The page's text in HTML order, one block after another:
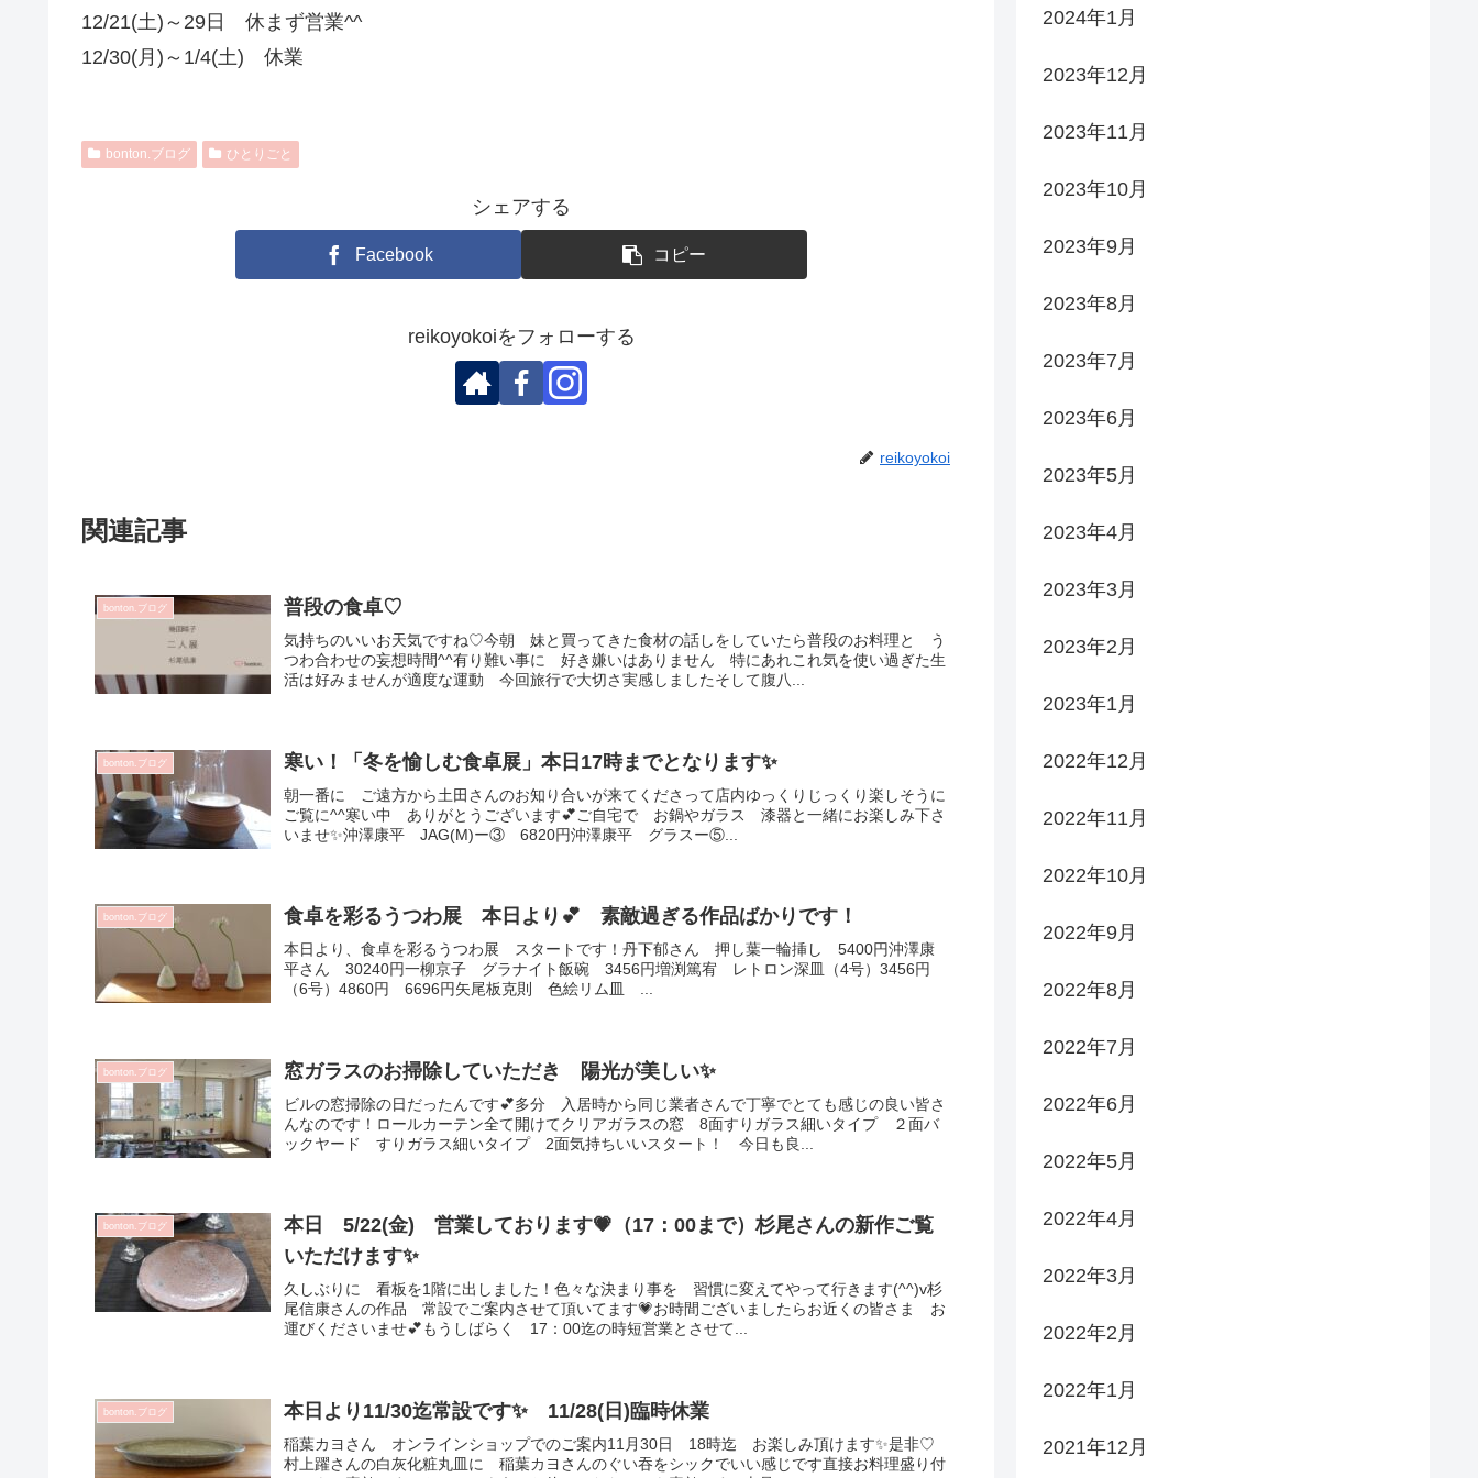
12/21(土)～29日 休まず営業^^
12/30(月)～1/4(土) 休業
bonton.ブログ ひとりごと
シェアする
Facebook コピー
reikoyokoiをフォローする
reikoyokoi
関連記事
bonton.ブログ 普段の食卓♡
気持ちのいいお天気ですね♡今朝 妹と買ってきた食材の話しをしていたら普段のお料理と う
つわ合わせの妄想時間^^有り難い事に 好き嫌いはありません 特にあれこれ気を使い過ぎた生
活は好みませんが適度な運動 今回旅行で大切さ実感しましたそして腹八...
bonton.ブログ 寒い！「冬を愉しむ食卓展」本日17時までとなります✨
朝一番に ご遠方から土田さんのお知り合いが来てくださって店内ゆっくりじっくり楽しそうに
ご覧に^^寒い中 ありがとうございます💕ご自宅で お鍋やガラス 漆器と一緒にお楽しみ下さ
いませ✨沖澤康平 JAG(M)ー③ 6820円沖澤康平 グラスー⑤...
bonton.ブログ 食卓を彩るうつわ展 本日より💕 素敵過ぎる作品ばかりです！
本日より、食卓を彩るうつわ展 スタートです！丹下郁さん 押し葉一輪挿し 5400円沖澤康
平さん 30240円一柳京子 グラナイト飯碗 3456円増渕篤宥 レトロン深皿（4号）3456円
（6号）4860円 6696円矢尾板克則 色絵リム皿 ...
bonton.ブログ 窓ガラスのお掃除していただき 陽光が美しい✨
ビルの窓掃除の日だったんです💕多分 入居時から同じ業者さんで丁寧でとても感じの良い皆さ
んなのです！ロールカーテン全て開けてクリアガラスの窓 8面すりガラス細いタイプ ２面バ
ックヤード すりガラス細いタイプ 2面気持ちいいスタート！ 今日も良...
bonton.ブログ
本日 5/22(金) 営業しております💗（17：00まで）杉尾さんの新作ご覧
いただけます✨
久しぶりに 看板を1階に出しました！色々な決まり事を 習慣に変えてやって行きます(^^)v杉
尾信康さんの作品 常設でご案内させて頂いてます💗お時間ございましたらお近くの皆さま お
運びくださいませ💕もうしばらく 17：00迄の時短営業とさせて...
bonton.ブログ 本日より11/30迄常設です✨ 11/28(日)臨時休業
稲葉カヨさん オンラインショップでのご案内11月30日 18時迄 お楽しみ頂けます✨是非♡
村上躍さんの白灰化粧丸皿に 稲葉カヨさんのぐい吞をシックでいい感じです直接お料理盛り付
2024年1月
2023年12月
2023年11月
2023年10月
2023年9月
2023年8月
2023年7月
2023年6月
2023年5月
2023年4月
2023年3月
2023年2月
2023年1月
2022年12月
2022年11月
2022年10月
2022年9月
2022年8月
2022年7月
2022年6月
2022年5月
2022年4月
2022年3月
2022年2月
2022年1月
2021年12月